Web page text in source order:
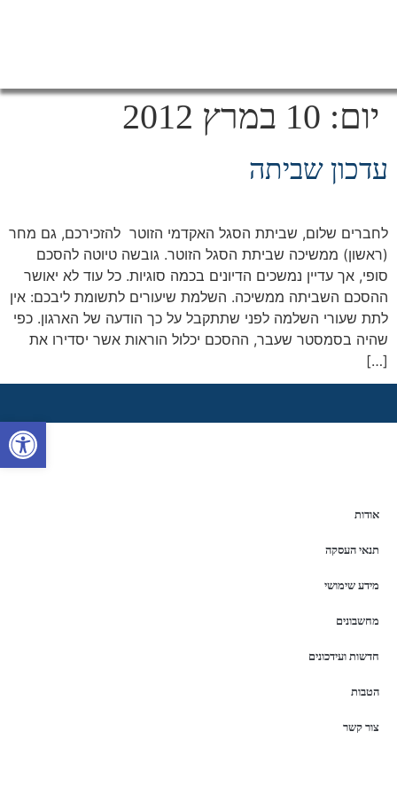
יום: 10 במרץ 2012
עדכון שביתה
לחברים שלום, שביתת הסגל האקדמי הזוטר להזכירכם, גם מחר
(ראשון) ממשיכה שביתת הסגל הזוטר. גובשה טיוטה להסכם
סופי, אך עדיין נמשכים הדיונים בכמה סוגיות. כל עוד לא יאושר
ההסכם השביתה ממשיכה. השלמת שיעורים לתשומת ליבכם: אין
לתת שעורי השלמה לפני שתתקבל על כך הודעה של הארגון. כפי
שהיה בסמסטר שעבר, ההסכם יכלול הוראות אשר יסדירו את
[…]
אודות
תנאי העסקה
מידע שימושי
מחשבונים
חדשות ועידכונים
הטבות
צור קשר
פתח